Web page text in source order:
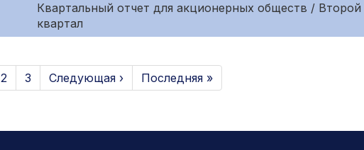
Квартальный отчет для акционерных обществ / Второй
квартал
2 3 Следующая › Последняя »